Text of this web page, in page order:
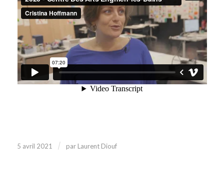
5 avril 2021 / par Laurent Diouf